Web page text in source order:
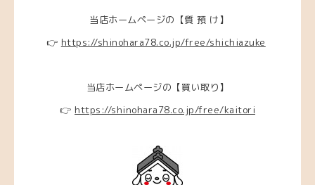
当店ホームページの【質 預 け】
👉 https://shinohara78.co.jp/free/shichiazuke
当店ホームページの【買い取り】
👉 https://shinohara78.co.jp/free/kaitori